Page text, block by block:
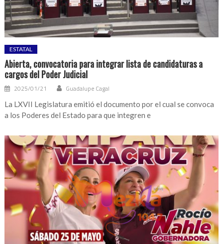
ESTATAL
Abierta, convocatoria para integrar lista de candidaturas a
cargos del Poder Judicial
2025/01/21 Guadalupe Cagal
La LXVII Legislatura emitió el documento por el cual se convoca
a los Poderes del Estado para que integren e